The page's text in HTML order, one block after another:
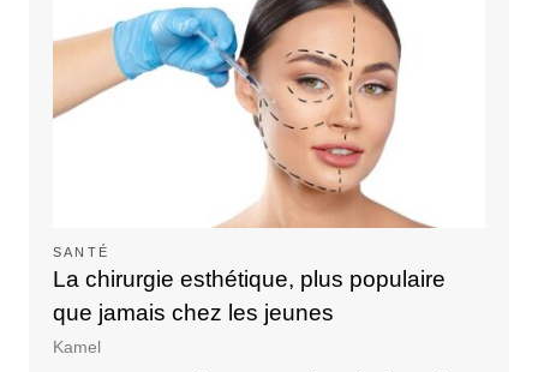
SANTÉ
La chirurgie esthétique, plus populaire
que jamais chez les jeunes
Kamel